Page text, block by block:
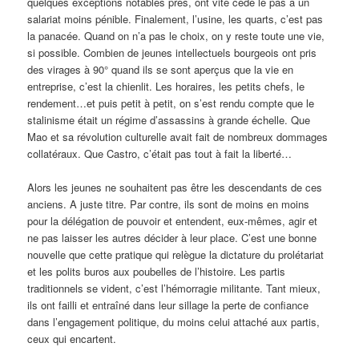
salariat moins pénible. Finalement, l’usine, les quarts, c’est pas
la panacée. Quand on n’a pas le choix, on y reste toute une vie,
si possible. Combien de jeunes intellectuels bourgeois ont pris
des virages à 90° quand ils se sont aperçus que la vie en
entreprise, c’est la chienlit. Les horaires, les petits chefs, le
rendement…et puis petit à petit, on s’est rendu compte que le
stalinisme était un régime d’assassins à grande échelle. Que
Mao et sa révolution culturelle avait fait de nombreux dommages
collatéraux. Que Castro, c’était pas tout à fait la liberté…
Alors les jeunes ne souhaitent pas être les descendants de ces
anciens. A juste titre. Par contre, ils sont de moins en moins
pour la délégation de pouvoir et entendent, eux-mêmes, agir et
ne pas laisser les autres décider à leur place. C’est une bonne
nouvelle que cette pratique qui relègue la dictature du prolétariat
et les polits buros aux poubelles de l’histoire. Les partis
traditionnels se vident, c’est l’hémorragie militante. Tant mieux,
ils ont failli et entraîné dans leur sillage la perte de confiance
dans l’engagement politique, du moins celui attaché aux partis,
ceux qui encartent.